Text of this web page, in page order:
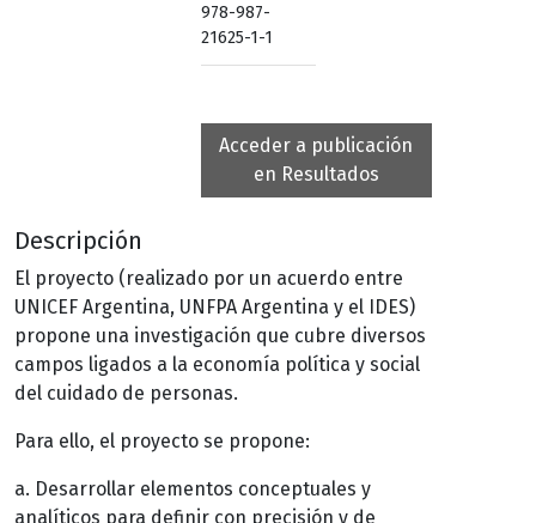
978-987-
21625-1-1
Acceder a publicación
en Resultados
Descripción
El proyecto (realizado por un acuerdo entre
UNICEF Argentina, UNFPA Argentina y el IDES)
propone una investigación que cubre diversos
campos ligados a la economía política y social
del cuidado de personas.
Para ello, el proyecto se propone:
a. Desarrollar elementos conceptuales y
analíticos para definir con precisión y de